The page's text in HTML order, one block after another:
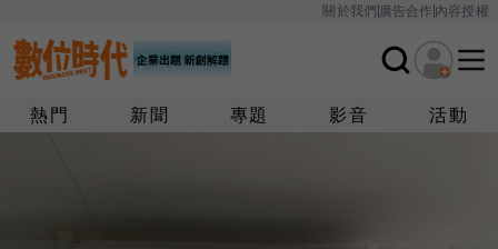
關於我們廣告合作內容授權
熱門 新聞 專題 影音 活動